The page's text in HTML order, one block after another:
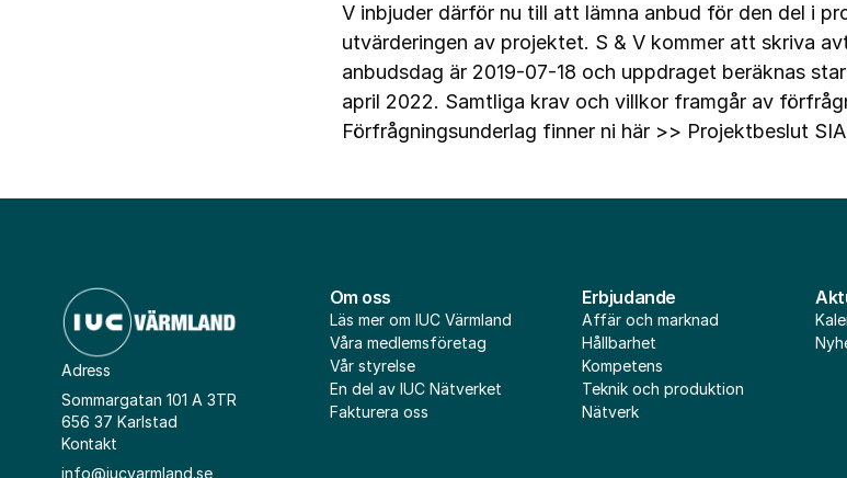
V inbjuder därför nu till att lämna anbud för den del i
utvärderingen av projektet. S & V kommer att skriva
anbudsdag är 2019-07-18 och uppdraget beräknas
april 2022. Samtliga krav och villkor framgår av
Förfrågningsunderlag finner ni här >> Projektbeslut
Adress
Sommargatan 101 A 3TR
656 37 Karlstad
Kontakt
info@iucvarmland.se
Om oss
Läs mer om IUC Värmland
Våra medlemsföretag
Vår styrelse
En del av IUC Nätverket
Fakturera oss
Erbjudande
Affär och marknad
Hållbarhet
Kompetens
Teknik och produktion
Nätverk